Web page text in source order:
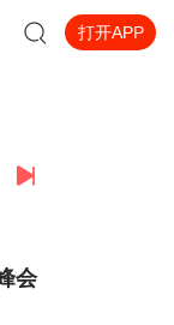
打开APP
会